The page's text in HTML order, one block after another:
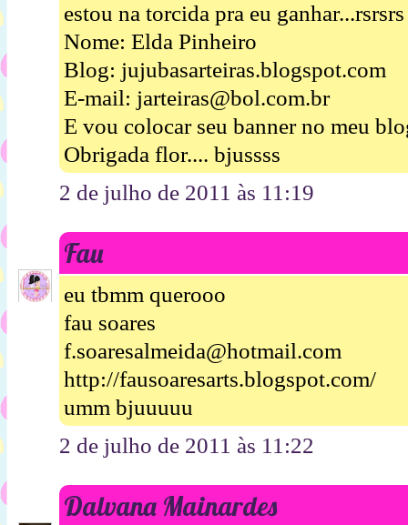
estou na torcida pra eu ganhar...rsrsrs
Nome: Elda Pinheiro
Blog: jujubasarteiras.blogspot.com
E-mail: jarteiras@bol.com.br
E vou colocar seu banner no meu
Obrigada flor.... bjussss
2 de julho de 2011 às 11:19
Fau
eu tbmm querooo
fau soares
f.soaresalmeida@hotmail.com
http://fausoaresarts.blogspot.com/
umm bjuuuuu
2 de julho de 2011 às 11:22
Dalvana Mainardes